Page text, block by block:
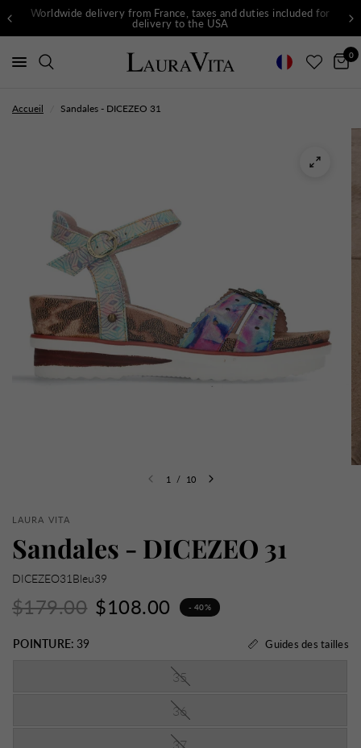
Worldwide delivery from France, taxes and duties included for
delivery to the USA
0
Accueil Sandales - DICEZEO 31
1 / 10
LAURA VITA
Sandales - DICEZEO 31
DICEZEO31Bleu39
$179.00 $108.00 - 40%
POINTURE: 39 Guides des tailles
35
36
37